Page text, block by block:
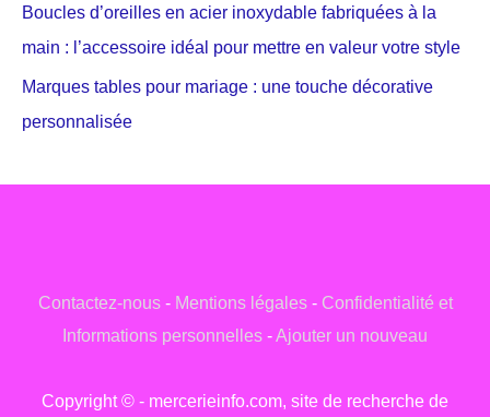
Boucles d’oreilles en acier inoxydable fabriquées à la
main : l’accessoire idéal pour mettre en valeur votre style
Marques tables pour mariage : une touche décorative
personnalisée
Contactez-nous- Mentions légales- Confidentialité et
Informations personnelles - Ajouter un nouveau
Copyright © - mercerieinfo.com, site de recherche de